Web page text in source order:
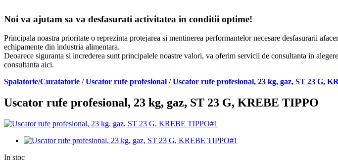
Noi va ajutam sa va desfasurati activitatea in conditii optime!
Principala noastra prioritate o reprezinta protejarea si mentinerea performantelor necesare desfasurarii
echipamente din industria alimentara.
Deoarece siguranta si increderea sunt principalele noastre valori, va oferim servicii de consultanta in
consultanta aici.
Spalatorie/Curatatorie /Uscator rufe profesional /Uscator rufe profesional, 23 kg, gaz, ST 23 G,
Uscator rufe profesional, 23 kg, gaz, ST 23 G, KREBE TIPPO
In stoc